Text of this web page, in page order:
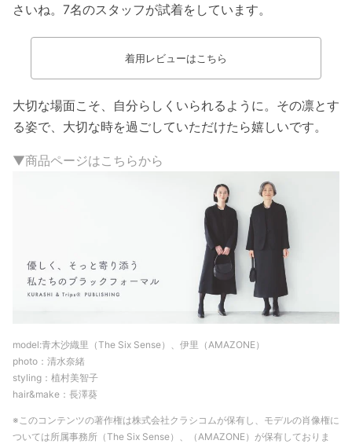
さいね。7名のスタッフが試着をしています。
着用レビューはこちら
大切な場面こそ、自分らしくいられるように。その凛とす
る姿で、大切な時を過ごしていただけたら嬉しいです。
▼商品ページはこちらから
model:青木沙織里（The Six Sense）、伊里（AMAZONE）
photo：清水奈緒
styling：植村美智子
hair&make：長澤葵
※このコンテンツの著作権は株式会社クラシコムが保有し、モデルの肖像権に
ついては所属事務所（The Six Sense）、（AMAZONE）が保有しておりま